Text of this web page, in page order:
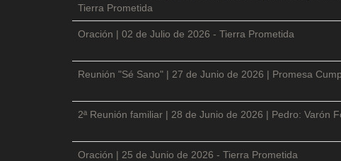
Tierra Prometida
Oración | 02 de Julio de 2026 - Tierra Prometida
Reunión "Sé Sano" | 27 de Junio de 2026 | Promesa
2ª Reunión familiar | 28 de Junio de 2026 | Pedro: Varón
Oración | 25 de Junio de 2026 - Tierra Prometida